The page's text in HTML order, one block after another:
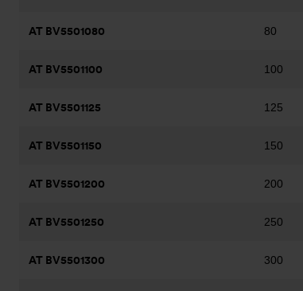
AT BV5501080 80
AT BV5501100 100
AT BV5501125 125
AT BV5501150 150
AT BV5501200 200
AT BV5501250 250
AT BV5501300 300